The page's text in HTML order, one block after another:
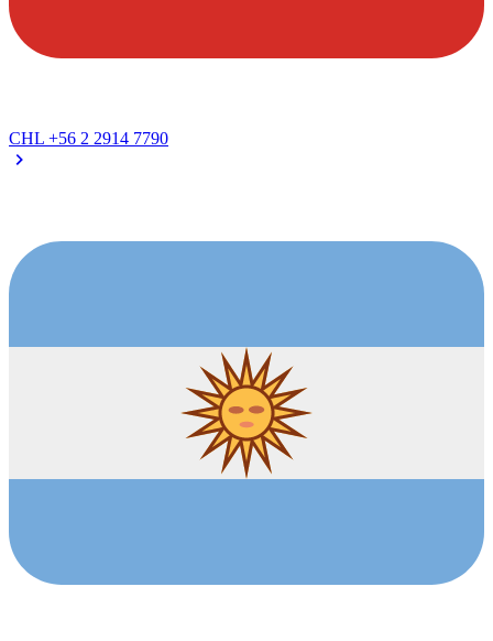
CHL +56 2 2914 7790